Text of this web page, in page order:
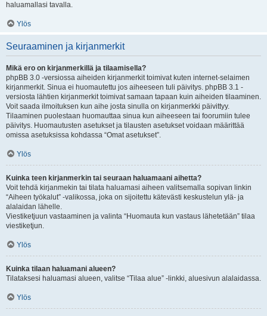
haluamallasi tavalla.
Ylös
Seuraaminen ja kirjanmerkit
Mikä ero on kirjanmerkillä ja tilaamisella?
phpBB 3.0 -versiossa aiheiden kirjanmerkit toimivat kuten internet-selaimen
kirjanmerkit. Sinua ei huomautettu jos aiheeseen tuli päivitys. phpBB 3.1 -
versiosta lähtien kirjanmerkit toimivat samaan tapaan kuin aiheiden tilaaminen.
Voit saada ilmoituksen kun aihe josta sinulla on kirjanmerkki päivittyy.
Tilaaminen puolestaan huomauttaa sinua kun aiheeseen tai foorumiin tulee
päivitys. Huomautusten asetukset ja tilausten asetukset voidaan määrittää
omissa asetuksissa kohdassa “Omat asetukset”.
Ylös
Kuinka teen kirjanmerkin tai seuraan haluamaani aihetta?
Voit tehdä kirjanmekin tai tilata haluamasi aiheen valitsemalla sopivan linkin
“Aiheen työkalut” -valikossa, joka on sijoitettu kätevästi keskustelun ylä- ja
alalaidan lähelle.
Viestiketjuun vastaaminen ja valinta “Huomauta kun vastaus lähetetään” tilaa
viestiketjun.
Ylös
Kuinka tilaan haluamani alueen?
Tilataksesi haluamasi alueen, valitse “Tilaa alue” -linkki, aluesivun alalaidassa.
Ylös